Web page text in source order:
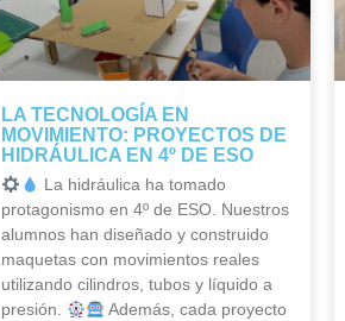
LA TECNOLOGÍA EN
MOVIMIENTO: PROYECTOS DE
HIDRÁULICA EN 4º DE ESO
La hidráulica ha tomado
protagonismo en 4º de ESO. Nuestros
alumnos han diseñado y construido
maquetas con movimientos reales
utilizando cilindros, tubos y líquido a
presión.
Además, cada proyecto